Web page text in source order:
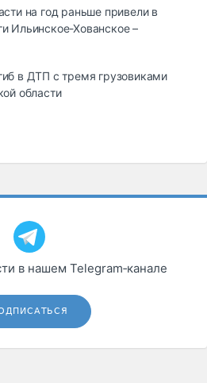
на год раньше привели в
Ильинское-Хованское –
в ДТП с тремя грузовиками
области
в нашем Telegram‑канале